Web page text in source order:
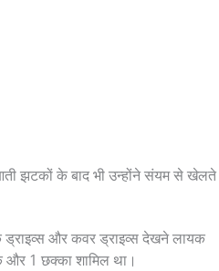
झटकों के बाद भी उन्होंने संयम से खेलते
और कवर ड्राइव्स देखने लायक
और 1 छक्का शामिल था।